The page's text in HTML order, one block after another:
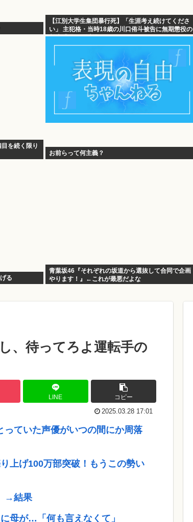
【江別大学生集団暴行死】「生涯考え続けてくださ
い」 主犯格・当時18歳の川口侑斗被告に無期懲役の
判決「理不尽以外の何ものでもない」
を続く限り
お前らって何主義？
る
青葉坂46『それぞれの坂道から選抜して合同で企画
やります！』←これが最悪だよな
、待ってろよ運転手の
LINE コピー
2025.03.28 17:01
っていた声優がいつの間にか周落
上げ100万部突破！もうこの勢い
→結果
母が…「何も言えなくて」